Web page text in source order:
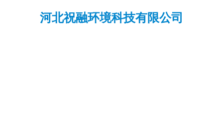
河北祝融环境科技有限公司